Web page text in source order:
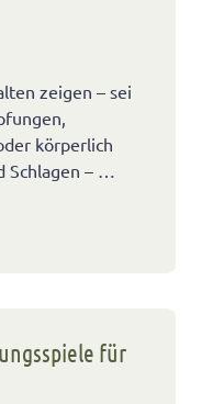
zeigen – sei
körperlich
Schlagen – …
für